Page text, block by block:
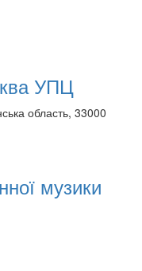
УПЦ
область, 33000
музики